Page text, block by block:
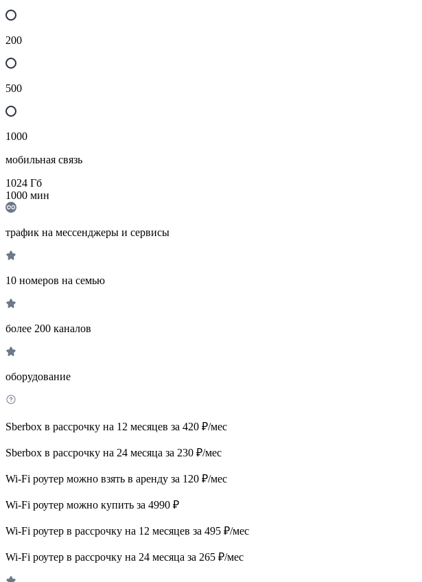
200
500
1000
мобильная связь
1024 Гб
1000 мин
трафик на мессенджеры и сервисы
10 номеров на семью
более 200 каналов
оборудование
Sberbox в рассрочку на 12 месяцев за 420 ₽/мес
Sberbox в рассрочку на 24 месяца за 230 ₽/мес
Wi-Fi роутер можно взять в аренду за 120 ₽/мес
Wi-Fi роутер можно купить за 4990 ₽
Wi-Fi роутер в рассрочку на 12 месяцев за 495 ₽/мес
Wi-Fi роутер в рассрочку на 24 месяца за 265 ₽/мес